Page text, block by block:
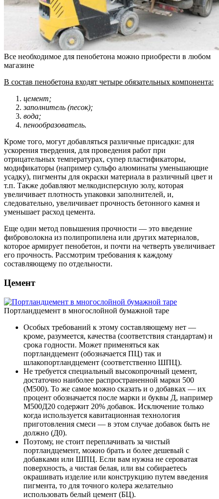
Все необходимое для пенобетона можно приобрести в любом
магазине
В состав пенобетона входят четыре обязательных компонента:
цемент;
заполнитель (песок);
вода;
пенообразователь.
Кроме того, могут добавляться различные присадки: для
ускорения твердения, для проведения работ при
отрицательных температурах, супер пластификаторы,
модификаторы (например сульфо алюминаты уменьшающие
усадку), пигменты для окраски материала в различный цвет и
т.п. Также добавляют мелкодисперсную золу, которая
увеличивает плотность упаковки заполнителей, и,
следовательно, увеличивает прочность бетонного камня и
уменьшает расход цемента.
Еще один метод повышения прочности — это введение
фиброволокна из полипропилена или других материалов,
которое армирует пенобетон, и почти на четверть увеличивает
его прочность. Рассмотрим требования к каждому
составляющему по отдельности.
Цемент
Портландцемент в многослойной бумажной таре
Особых требований к этому составляющему нет —
кроме, разумеется, качества (соответствия стандартам) и
срока годности. Может применяться как
портландцемент (обозначается ПЦ) так и
шлакопортландцемент (соответственно ШПЦ).
Не требуется специальный высокопрочный цемент,
достаточно наиболее распространенной марки 500
(М500). То же самое можно сказать и о добавках — их
процент обозначается после марки и буквы Д, например
М500Д20 содержит 20% добавок. Исключение только
когда используется кавитационная технология
приготовления смеси — в этом случае добавок быть не
должно (Д0).
Поэтому, не стоит переплачивать за чистый
портландцемент, можно брать и более дешевый с
добавками или ШПЦ. Если вам нужна не сероватая
поверхность, а чистая белая, или вы собираетесь
окрашивать изделие или конструкцию путем введения
пигмента, то для точного колера желательно
использовать белый цемент (БЦ).